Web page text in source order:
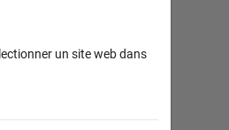
un site web dans